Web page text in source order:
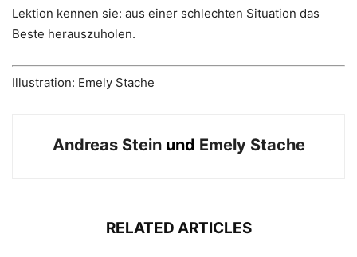
Lektion kennen sie: aus einer schlechten Situation das
Beste herauszuholen.
Illustration: Emely Stache
Andreas Steinund Emely Stache
RELATED ARTICLES